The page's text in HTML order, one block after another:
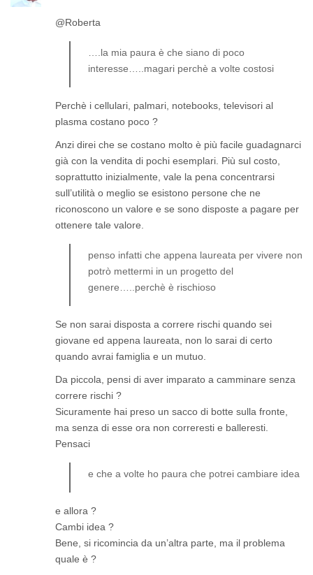
@Roberta
….la mia paura è che siano di poco
interesse…..magari perchè a volte costosi
Perchè i cellulari, palmari, notebooks, televisori al
plasma costano poco ?
Anzi direi che se costano molto è più facile guadagnarci
già con la vendita di pochi esemplari. Più sul costo,
soprattutto inizialmente, vale la pena concentrarsi
sull’utilità o meglio se esistono persone che ne
riconoscono un valore e se sono disposte a pagare per
ottenere tale valore.
penso infatti che appena laureata per vivere non
potrò mettermi in un progetto del
genere…..perchè è rischioso
Se non sarai disposta a correre rischi quando sei
giovane ed appena laureata, non lo sarai di certo
quando avrai famiglia e un mutuo.
Da piccola, pensi di aver imparato a camminare senza
correre rischi ?
Sicuramente hai preso un sacco di botte sulla fronte,
ma senza di esse ora non correresti e balleresti.
Pensaci
e che a volte ho paura che potrei cambiare idea
e allora ?
Cambi idea ?
Bene, si ricomincia da un’altra parte, ma il problema
quale è ?